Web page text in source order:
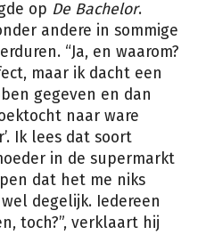
op De Bachelor.
andere in sommige
“Ja, en waarom?
maar ik dacht een
gegeven en dan
naar ware
Ik lees dat soort
in de supermarkt
dat het me niks
degelijk. Iedereen
toch?”, verklaart hij